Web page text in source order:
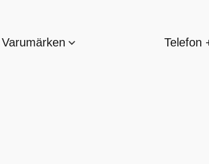
Varumärken Telefon